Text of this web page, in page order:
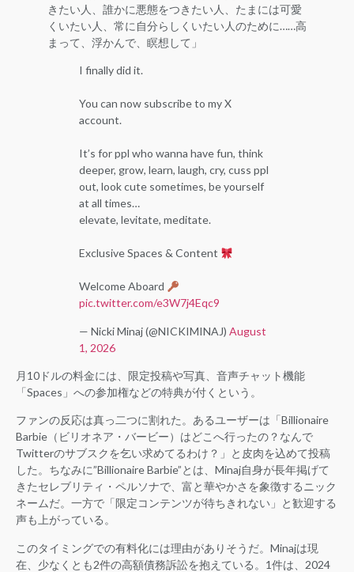
きたい人、誰かに悪態をつきたい人、たまには可愛
くいたい人、常に自分らしくいたい人のために……高
まって、浮かんで、瞑想して」
I finally did it.
You can now subscribe to my X
account.
It’s for ppl who wanna have fun, think
deeper, grow, learn, laugh, cry, cuss ppl
out, look cute sometimes, be yourself
at all times…
elevate, levitate, meditate.
Exclusive Spaces & Content
Welcome Aboard
pic.twitter.com/e3W7j4Eqc9
— Nicki Minaj (@NICKIMINAJ) August
1, 2026
月10ドルの料金には、限定投稿や写真、音声チャット機能
「Spaces」への参加権などの特典が付くという。
ファンの反応は真っ二つに割れた。あるユーザーは「Billionaire
Barbie（ビリオネア・バービー）はどこへ行ったの？なんで
Twitterのサブスクを乞い求めてるわけ？」と皮肉を込めて投稿
した。ちなみに”Billionaire Barbie”とは、Minaj自身が長年掲げて
きたセレブリティ・ペルソナで、富と華やかさを象徴するニック
ネームだ。一方で「限定コンテンツが待ちきれない」と歓迎する
声も上がっている。
このタイミングでの有料化には理由がありそうだ。Minajは現
在、少なくとも2件の高額債務訴訟を抱えている。1件は、2024